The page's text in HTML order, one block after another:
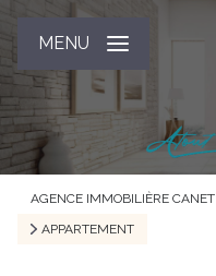
MENU
AGENCE IMMOBILIÈRE CANET
APPARTEMENT